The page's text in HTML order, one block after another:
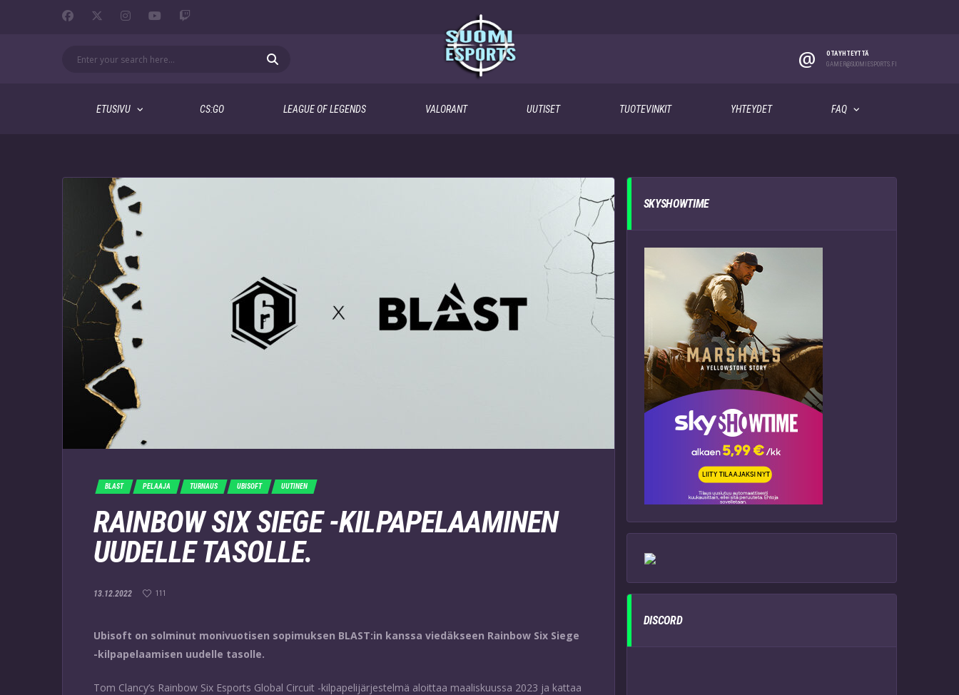
@
OTA YHTEYTTÄ
GAMER@SUOMIESPORTS.FI
ETUSIVU CS:GO LEAGUE OF LEGENDS VALORANT UUTISET TUOTEVINKIT YHTEYDET FAQ
BLAST PELAAJA TURNAUS UBISOFT UUTINEN
RAINBOW SIX SIEGE -KILPAPELAAMINEN
UUDELLE TASOLLE.
13.12.2022 111
Ubisoft on solminut monivuotisen sopimuksen BLAST:in kanssa viedäkseen Rainbow Six Siege
-kilpapelaamisen uudelle tasolle.
Tom Clancy’s Rainbow Six Esports Global Circuit -kilpapelijärjestelmä aloittaa maaliskuussa 2023 ja kattaa
SKYSHOWTIME
DISCORD